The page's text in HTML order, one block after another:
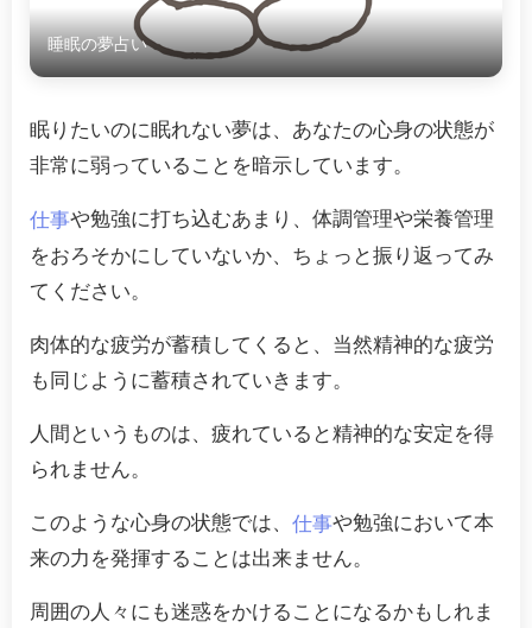
睡眠の夢占い
眠りたいのに眠れない夢は、あなたの心身の状態が
非常に弱っていることを暗示しています。
仕事や勉強に打ち込むあまり、体調管理や栄養管理
をおろそかにしていないか、ちょっと振り返ってみ
てください。
肉体的な疲労が蓄積してくると、当然精神的な疲労
も同じように蓄積されていきます。
人間というものは、疲れていると精神的な安定を得
られません。
このような心身の状態では、 仕事や勉強において本
来の力を発揮することは出来ません。
周囲の人々にも迷惑をかけることになるかもしれま